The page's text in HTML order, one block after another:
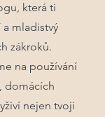
která ti
mladistvý
zákroků.
na používání
domácích
nejen tvoji